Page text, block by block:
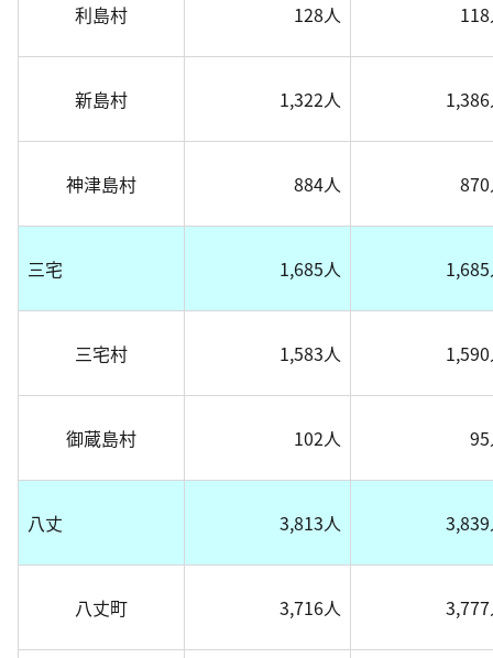
利島村 128人
新島村 1,322人
神津島村 884人
三宅 1,685人
三宅村 1,583人
御蔵島村 102人
八丈 3,813人
八丈町 3,716人